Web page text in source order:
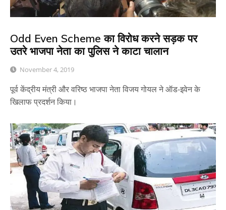
Odd Even Scheme का विरोध करने सड़क पर
उतरे भाजपा नेता का पुलिस ने काटा चालान
November 4, 2019
पूर्व केंद्रीय मंत्री और वरिष्ठ भाजपा नेता विजय गोयल ने ऑड-इवेन के
खिलाफ प्रदर्शन किया।